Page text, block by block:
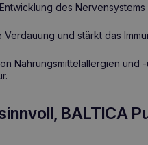
des
und stärkt das
Nahrungsmittelallergien
BALTICA